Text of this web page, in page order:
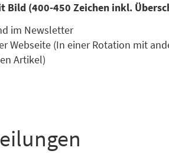
Bild (400-450 Zeichen inkl.
im Newsletter
Webseite (In einer Rotation mit
Artikel)